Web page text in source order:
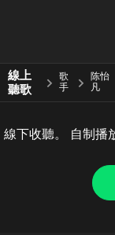
線上
聽歌
歌
手
陈怡
凡
線下收聽。 自制播